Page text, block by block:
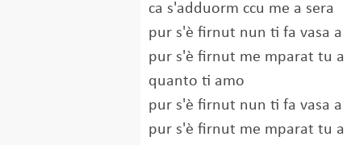
ca s'adduorm ccu me a sera
pur s'è firnut nun ti fa vasa a
pur s'è firnut me mparat tu
quanto ti amo
pur s'è firnut nun ti fa vasa a
pur s'è firnut me mparat tu